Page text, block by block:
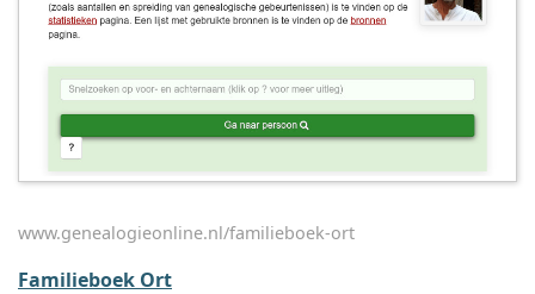
www.genealogieonline.nl/familieboek-ort
Familieboek Ort